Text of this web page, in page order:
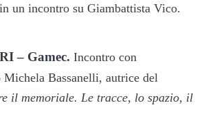
un incontro su Giambattista Vico.
– Gamec. Incontro con
Michela Bassanelli, autrice del
il memoriale. Le tracce, lo spazio, il